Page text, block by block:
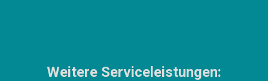
Weitere Serviceleistungen: